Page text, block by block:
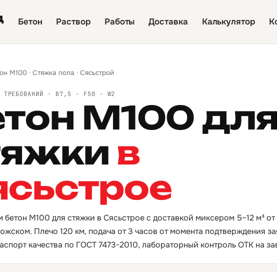
Бетон Раствор Работы Доставка Калькулятор
М100 · Стяжка пола · Сясьстрой
ТРЕБОВАНИЙ · B7,5 · F50 · W2
М100 для
в
бетон М100 для стяжки в Сясьстрое с доставкой миксером 5–12 м³
Плечо 120 км, подача от 3 часов от момента подтверждения
качества по ГОСТ 7473-2010, лабораторный контроль ОТК на